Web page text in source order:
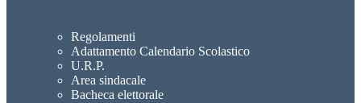
Regolamenti
Adattamento Calendario Scolastico
U.R.P.
Area sindacale
Bacheca elettorale